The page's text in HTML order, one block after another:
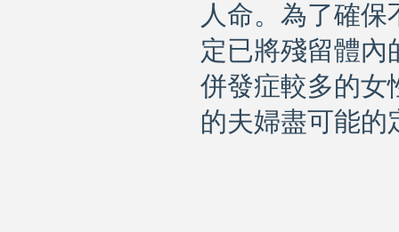
人命。為了確
定已將殘留體內
併發症較多的女
的夫婦盡可能的